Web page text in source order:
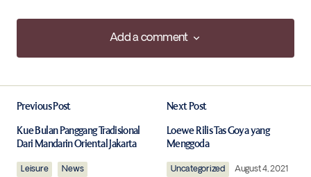
Add a comment
Add a comment
Required fields are marked*
Comment
Previous Post
Kue Bulan Panggang Tradisional
Dari Mandarin Oriental Jakarta
Leisure
News
Next Post
Loewe Rilis Tas Goya yang
Menggoda
Uncategorized August 4, 2021